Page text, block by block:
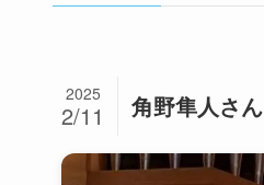
角野隼人さん
2025
2/11